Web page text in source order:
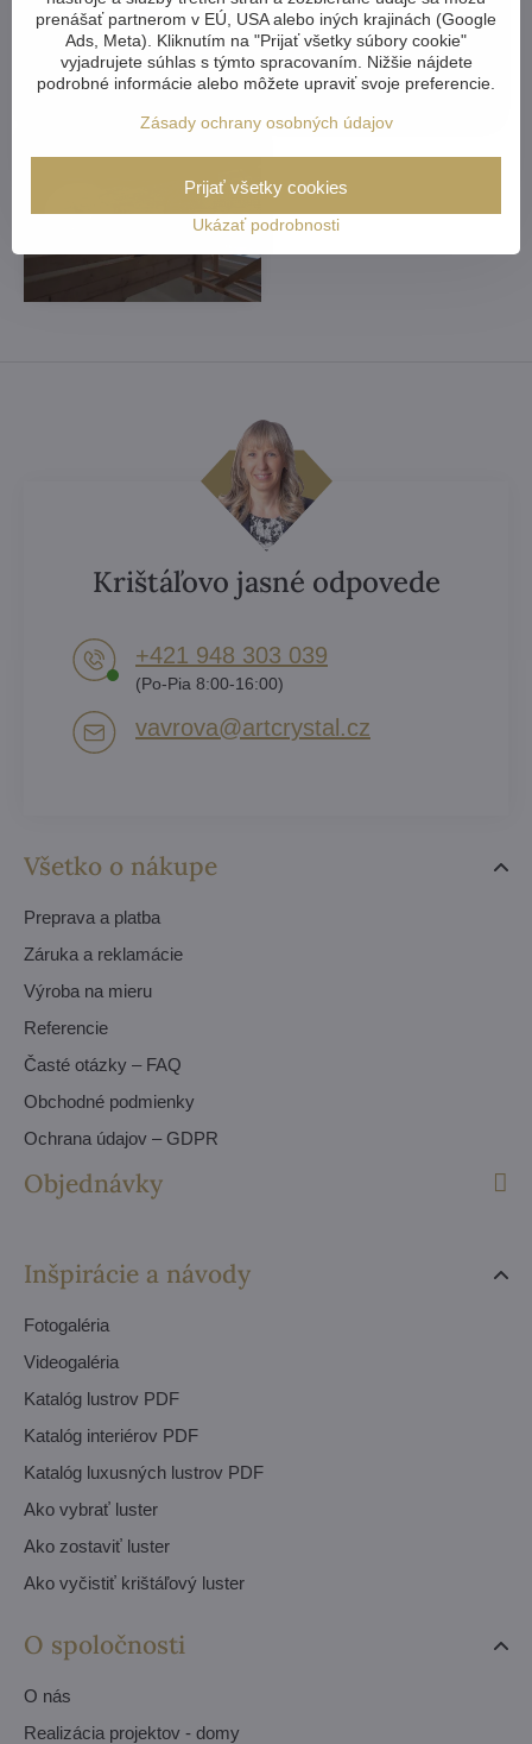
Všetko o nákupe
Preprava a platba
Záruka a reklamácie
Výroba na mieru
Referencie
Časté otázky – FAQ
Obchodné podmienky
Ochrana údajov – GDPR
Objednávky
Inšpirácie a návody
Fotogaléria
Videogaléria
Katalóg lustrov PDF
Katalóg interiérov PDF
Katalóg luxusných lustrov PDF
Ako vybrať luster
Ako zostaviť luster
Ako vyčistiť krištáľový luster
O spoločnosti
O nás
Realizácia projektov - domy
Krištáľovo jasné odpovede
+421 948 303 039
(Po-Pia 8:00-16:00)
vavrova​@artcrystal​.cz
prenášať partnerom v EÚ, USA alebo iných krajinách (Google
Ads, Meta). Kliknutím na "Prijať všetky súbory cookie"
vyjadrujete súhlas s týmto spracovaním. Nižšie nájdete
podrobné informácie alebo môžete upraviť svoje preferencie.
Zásady ochrany osobných údajov
Ukázať podrobnosti
Prijať všetky cookies